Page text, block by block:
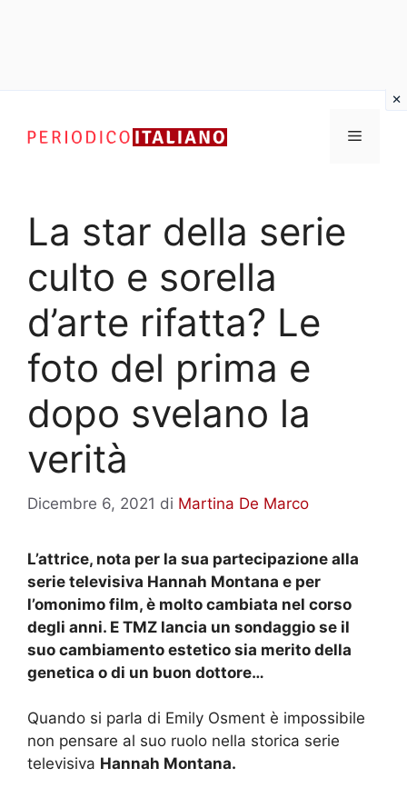
contenuto
Menu
La star della serie
culto e sorella
d’arte rifatta? Le
foto del prima e
dopo svelano la
verità
Dicembre 6, 2021 di Martina De Marco
L’attrice, nota per la sua partecipazione alla
serie televisiva Hannah Montana e per
l’omonimo film, è molto cambiata nel corso
degli anni. E TMZ lancia un sondaggio se il
suo cambiamento estetico sia merito della
genetica o di un buon dottore…
Quando si parla di Emily Osment è impossibile
non pensare al suo ruolo nella storica serie
televisiva Hannah Montana.